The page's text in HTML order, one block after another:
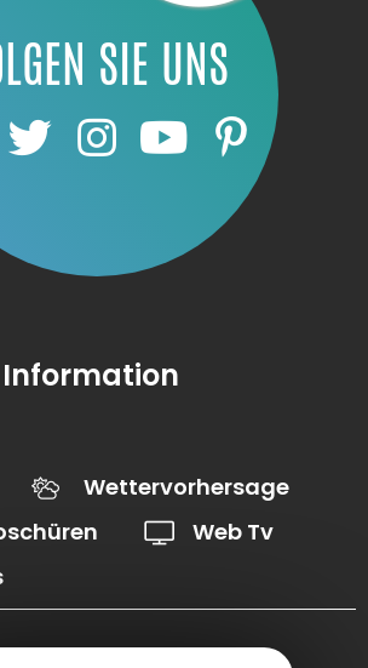
SIE UNS
Wettervorhersage
Web Tv